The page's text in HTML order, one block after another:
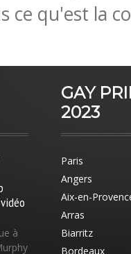
ce qu'est la
à
GAY
2023
Paris
Angers
Aix-en-
Arras
Biarritz
Bordeaux